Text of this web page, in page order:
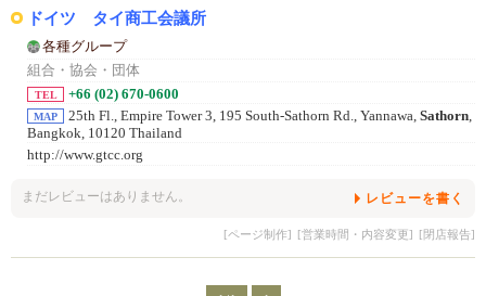
ドイツ タイ商工会議所
各種グループ
組合・協会・団体
TEL +66 (02) 670-0600
MAP 25th Fl., Empire Tower 3, 195 South-Sathorn Rd., Yannawa, Sathorn,
Bangkok, 10120 Thailand
http://www.gtcc.org
まだレビューはありません。 レビューを書く
[ページ制作] [営業時間・内容変更] [閉店報告]